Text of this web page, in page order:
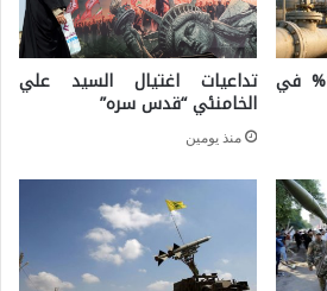
الحصة التركية البالغة 15% في تداعيات اغتيال السيد علي
الخامنئي “قدس سره”
منذ يومين